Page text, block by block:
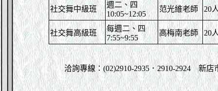
社交舞中級班
週二、四
10:05~12:05
范光維老師 20
社交舞高級班
每週二、四
7:55~9:55
高梅南老師 20
洽詢專線：(02)2910-2935 ．2910-2924新店